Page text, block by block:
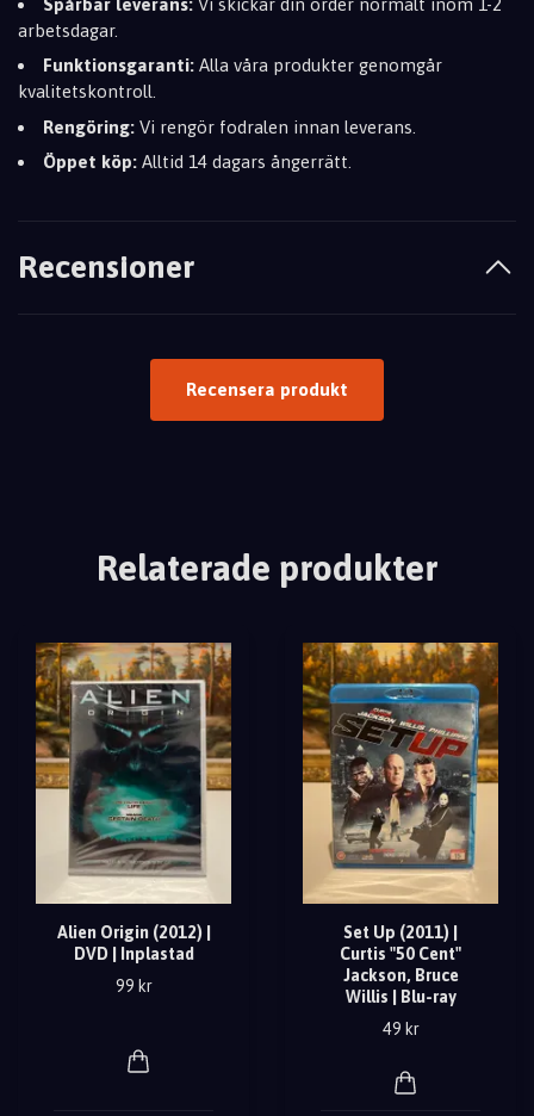
arbetsdagar.
Funktionsgaranti: Alla våra produkter genomgår
kvalitetskontroll.
Rengöring: Vi rengör fodralen innan leverans.
Öppet köp: Alltid 14 dagars ångerrätt.
Recensioner
Recensera produkt
Relaterade produkter
Alien Origin (2012) |
DVD | Inplastad
99 kr
Set Up (2011) |
Curtis "50 Cent"
Jackson, Bruce
Willis | Blu-ray
49 kr